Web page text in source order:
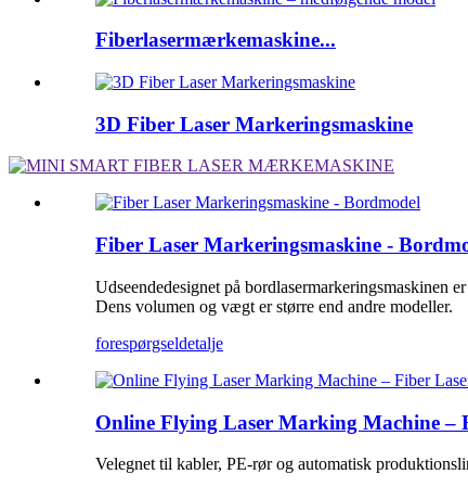
Fiberlasermærkemaskine...
3D Fiber Laser Markeringsmaskine
Fiber Laser Markeringsmaskine -
Udseendedesignet på bordlasermarkeringsmaskinen
Dens volumen og vægt er større end andre modeller.
forespørgseldetalje
Online Flying Laser Marking Machine –
Velegnet til kabler, PE-rør og automatisk